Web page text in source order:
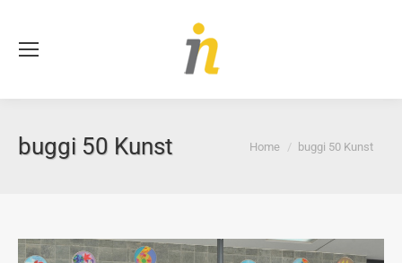
buggi 50 Kunst You are here:
Home buggi 50 Kunst